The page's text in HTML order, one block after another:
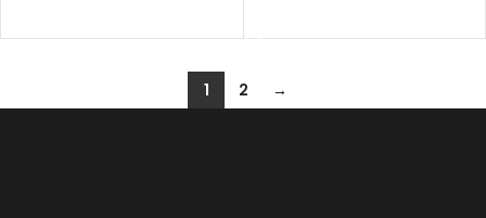
1 2 →